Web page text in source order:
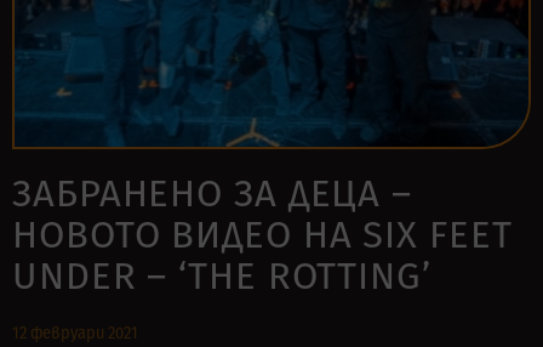
ЗАБРАНЕНО ЗА ДЕЦА –
НОВОТО ВИДЕО НА SIX FEET
UNDER – ‘THE ROTTING’
12 февруари 2021